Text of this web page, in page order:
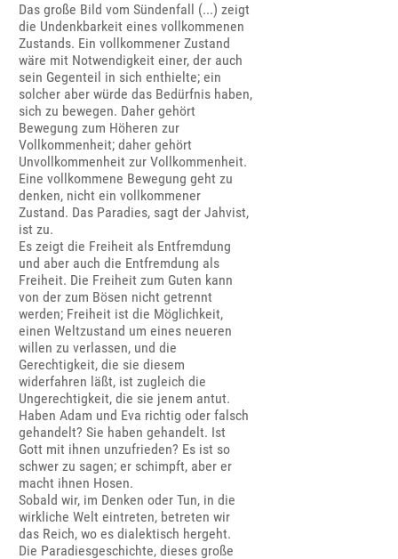
Das große Bild vom Sündenfall (...) zeigt
die Undenkbarkeit eines vollkommenen
Zustands. Ein vollkommener Zustand
wäre mit Notwendigkeit einer, der auch
sein Gegenteil in sich enthielte; ein
solcher aber würde das Bedürfnis haben,
sich zu bewegen. Daher gehört
Bewegung zum Höheren zur
Vollkommenheit; daher gehört
Unvollkommenheit zur Vollkommenheit.
Eine vollkommene Bewegung geht zu
denken, nicht ein vollkommener
Zustand. Das Paradies, sagt der Jahvist,
ist zu.
Es zeigt die Freiheit als Entfremdung
und aber auch die Entfremdung als
Freiheit. Die Freiheit zum Guten kann
von der zum Bösen nicht getrennt
werden; Freiheit ist die Möglichkeit,
einen Weltzustand um eines neueren
willen zu verlassen, und die
Gerechtigkeit, die sie diesem
widerfahren läßt, ist zugleich die
Ungerechtigkeit, die sie jenem antut.
Haben Adam und Eva richtig oder falsch
gehandelt? Sie haben gehandelt. Ist
Gott mit ihnen unzufrieden? Es ist so
schwer zu sagen; er schimpft, aber er
macht ihnen Hosen.
Sobald wir, im Denken oder Tun, in die
wirkliche Welt eintreten, betreten wir
das Reich, wo es dialektisch hergeht.
Die Paradiesgeschichte, dieses große